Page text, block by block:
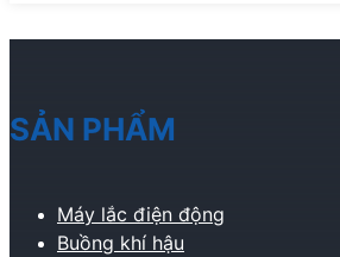
SẢN PHẨM
Máy lắc điện động
Buồng khí hậu